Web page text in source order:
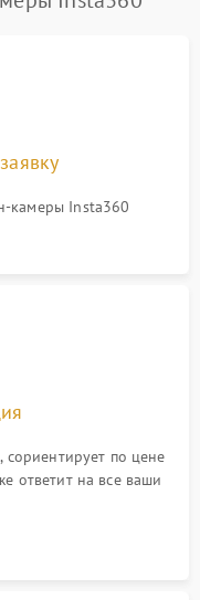
камеры Insta360
по цене
ответит на все ваши